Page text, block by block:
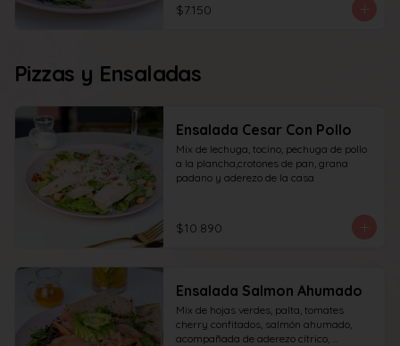
$7.150
Pizzas y Ensaladas
Ensalada Cesar Con Pollo
Mix de lechuga, tocino, pechuga de pollo
a la plancha,crotones de pan, grana
padano y aderezo de la casa
$10.890
Ensalada Salmon Ahumado
Mix de hojas verdes, palta, tomates
cherry confitados, salmón ahumado,
acompañada de aderezo cítrico,